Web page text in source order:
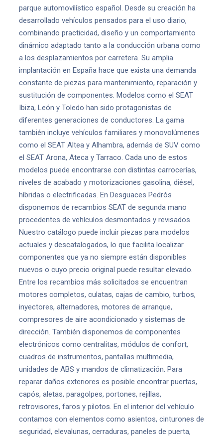
parque automovilístico español. Desde su creación ha
desarrollado vehículos pensados para el uso diario,
combinando practicidad, diseño y un comportamiento
dinámico adaptado tanto a la conducción urbana como
a los desplazamientos por carretera. Su amplia
implantación en España hace que exista una demanda
constante de piezas para mantenimiento, reparación y
sustitución de componentes. Modelos como el SEAT
Ibiza, León y Toledo han sido protagonistas de
diferentes generaciones de conductores. La gama
también incluye vehículos familiares y monovolúmenes
como el SEAT Altea y Alhambra, además de SUV como
el SEAT Arona, Ateca y Tarraco. Cada uno de estos
modelos puede encontrarse con distintas carrocerías,
niveles de acabado y motorizaciones gasolina, diésel,
híbridas o electrificadas. En Desguaces Pedrós
disponemos de recambios SEAT de segunda mano
procedentes de vehículos desmontados y revisados.
Nuestro catálogo puede incluir piezas para modelos
actuales y descatalogados, lo que facilita localizar
componentes que ya no siempre están disponibles
nuevos o cuyo precio original puede resultar elevado.
Entre los recambios más solicitados se encuentran
motores completos, culatas, cajas de cambio, turbos,
inyectores, alternadores, motores de arranque,
compresores de aire acondicionado y sistemas de
dirección. También disponemos de componentes
electrónicos como centralitas, módulos de confort,
cuadros de instrumentos, pantallas multimedia,
unidades de ABS y mandos de climatización. Para
reparar daños exteriores es posible encontrar puertas,
capós, aletas, paragolpes, portones, rejillas,
retrovisores, faros y pilotos. En el interior del vehículo
contamos con elementos como asientos, cinturones de
seguridad, elevalunas, cerraduras, paneles de puerta,